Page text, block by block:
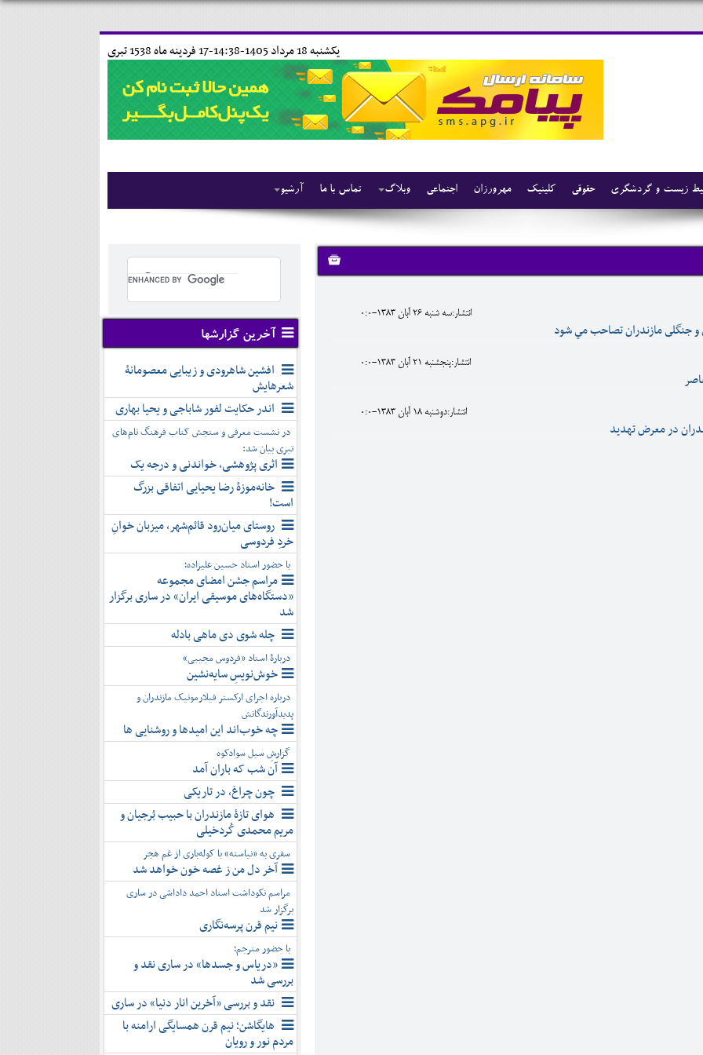
17 فردينه ماه 1538 تبری يکشنبه 18 مرداد 1405-14:38-
آرشیو تماس با ما وبلاگ اجتماعی مهرورزان کلینیک حقوقی زیست و گردشگری
انتشار:سه شنبه 26 آبان 1383-0:0
جنگلى مازندران تصاحب مي شود
انتشار:پنجشنبه 21 آبان 1383-0:0
انتشار:دوشنبه 18 آبان 1383-0:0
در معرض تهديد
آخرین گزارشها
افشین شاهرودی و زیبایی معصومانۀ
شعرهایش
اندر حکایت لفور شاباجی و یحیا بهاری
در نشست معرفی و سنجش کتاب فرهنگ نام‌های
تبری بیان شد:
اثری پژوهشی، خواندنی و درجه یک
خانه‌موزۀ رضا یحیایی اتفاقی بزرگ
است!
روستای میان‌رود قائم‌شهر، میزبان خوانِ
خردِ فردوسی
با حضور استاد حسین علیزاده؛
مراسم جشن امضای مجموعه
«دستگاه‌های موسیقی ایران» در ساری برگزار
شد
چله شوی دی ماهی بادله
دربارۀ استاد «فردوس مجیبی»
خوش‌نویسِ سایه‌نشین
درباره اجرای ارکستر فیلارمونیک مازندران و
پدیدآورندگانش
چه خوب‌اند این امیدها و روشنایی ها
گزارشِ سیل سوادکوه
آن شب که باران آمد
چون چراغ، در تاریکی
هوای تازۀ مازندران با حبیب بُرجیان و
مریم محمدی کُردخیلی
سفری به «نیاسته» با کوله‌باری از غم هجر
آخر دل من ز غصه خون خواهد شد
مراسم نکوداشت استاد احمد داداشی در ساری
برگزار شد
نیم قرن پرسه‌نگاری
با حضور مترجم؛
«دریاس و جسدها» در ساری نقد و
بررسی شد
نقد و بررسی «آخرین انار دنیا» در ساری
هایگاشن؛ نیم قرن همسایگی ارامنه با
مردم نور و رویان